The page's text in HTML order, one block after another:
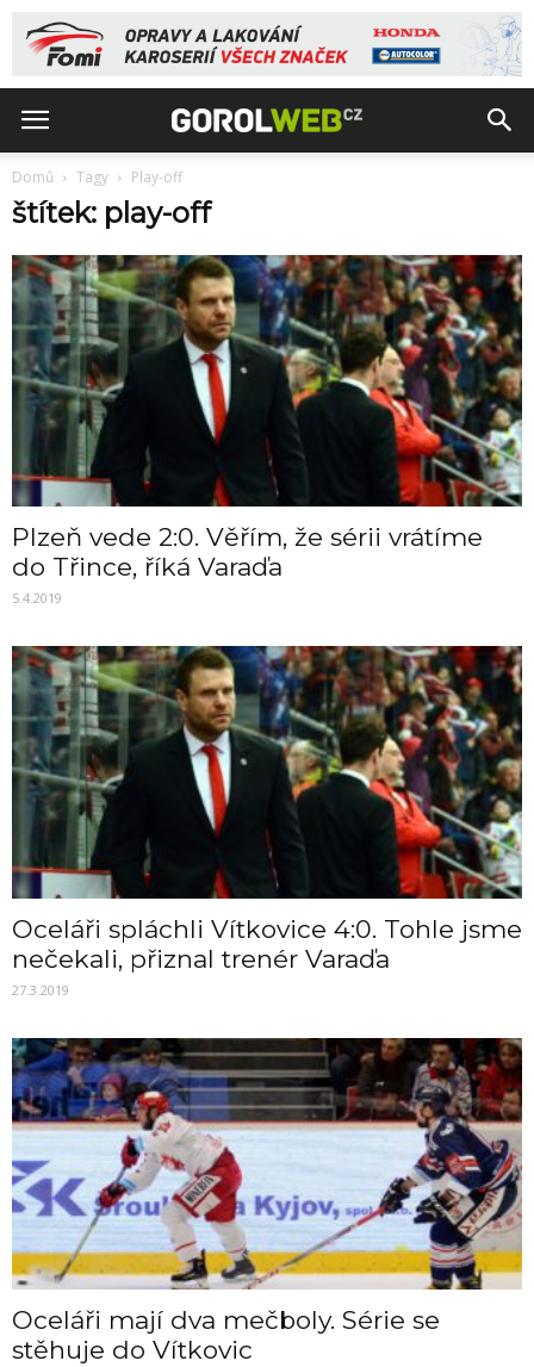
Domů Tagy Play-off
štítek: play-off
Plzeň vede 2:0. Věřím, že sérii vrátíme
do Třince, říká Varaďa
5.4.2019
Oceláři spláchli Vítkovice 4:0. Tohle jsme
nečekali, přiznal trenér Varaďa
27.3.2019
Oceláři mají dva mečboly. Série se
stěhuje do Vítkovic